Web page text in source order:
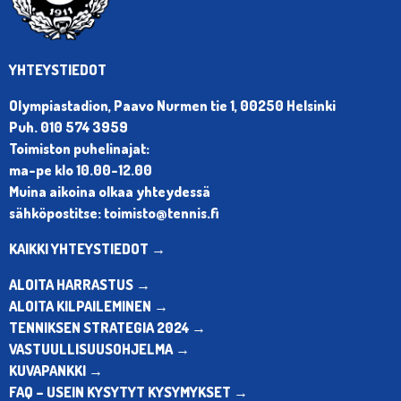
YHTEYSTIEDOT
Olympiastadion, Paavo Nurmen tie 1, 00250 Helsinki
Puh. 010 574 3959
Toimiston puhelinajat:
ma-pe klo 10.00-12.00
Muina aikoina olkaa yhteydessä
sähköpostitse: toimisto@tennis.fi
KAIKKI YHTEYSTIEDOT →
ALOITA HARRASTUS →
ALOITA KILPAILEMINEN →
TENNIKSEN STRATEGIA 2024 →
VASTUULLISUUSOHJELMA →
KUVAPANKKI →
FAQ – USEIN KYSYTYT KYSYMYKSET →